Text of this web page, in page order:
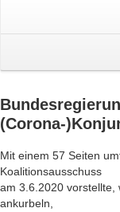
(Corona-
Mit einem 57 Seiten
Koalitionsausschuss
am 3.6.2020 vorstellte,
ankurbeln,